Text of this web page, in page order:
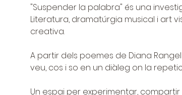
"Suspender la palabra" és una
Literatura, dramatúrgia musical i art
creativa.
A partir dels poemes de Diana
veu, cos i so en un diàleg on la
Un espai per experimentar, compartir